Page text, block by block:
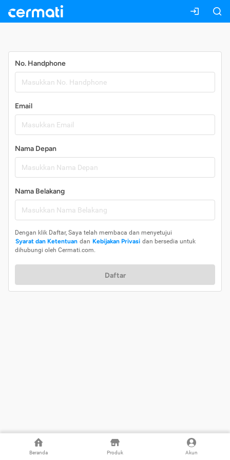
Beranda Produk Akun
No. Handphone
Email
Nama Depan
Nama Belakang
Dengan klik Daftar, Saya telah membaca dan menyetujui
Syarat dan Ketentuan dan Kebijakan Privasi dan bersedia untuk
dihubungi oleh Cermati.com.
Daftar